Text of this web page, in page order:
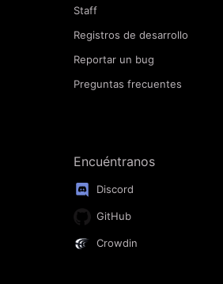
Staff
Registros de desarrollo
Reportar un bug
Preguntas frecuentes
Encuéntranos
Discord
GitHub
Crowdin